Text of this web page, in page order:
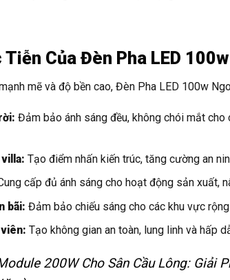
Tiễn Của Đèn Pha LED
mẽ và độ bền cao, Đèn Pha LED 100w
Đảm bảo ánh sáng đều, không chói mắt
Tạo điểm nhấn kiến trúc, tăng cường an
cấp đủ ánh sáng cho hoạt động sản xuất,
bãi: Đảm bảo chiếu sáng cho các khu vực
Tạo không gian an toàn, lung linh và hấp
200W Cho Sân Cầu Lông: Giải